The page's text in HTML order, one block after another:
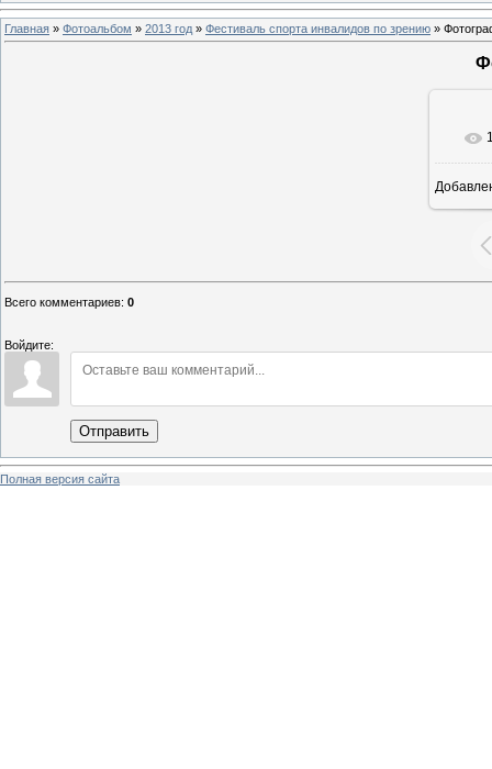
Главная » Фотоальбом » 2013 год » Фестиваль спорта инвалидов по зрению »
Всего комментариев: 0
Войдите:
Отправить
Полная версия сайта